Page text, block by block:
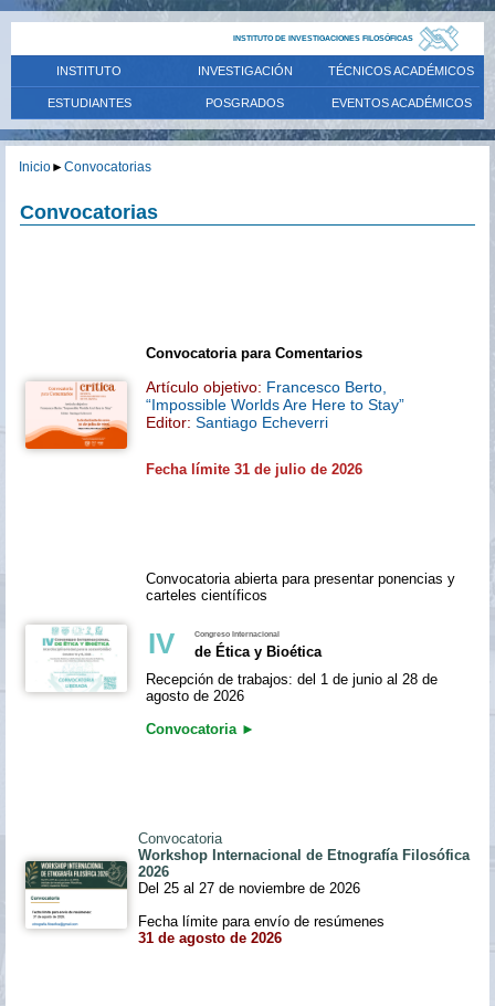
INSTITUTO DE INVESTIGACIONES FILOSÓFICAS
INSTITUTO INVESTIGACIÓN TÉCNICOS ACADÉMICOS
ESTUDIANTES POSGRADOS EVENTOS ACADÉMICOS
Inicio►Convocatorias
Convocatorias
Convocatoria para Comentarios
Artículo objetivo: Francesco Berto,
“Impossible Worlds Are Here to Stay”
Editor: Santiago Echeverri
Fecha límite 31 de julio de 2026
Convocatoria abierta para presentar ponencias y
carteles científicos
IV Congreso Internacional
de Ética y Bioética
Recepción de trabajos: del 1 de junio al 28 de
agosto de 2026
Convocatoria ►
Convocatoria
Workshop Internacional de Etnografía Filosófica
2026
Del 25 al 27 de noviembre de 2026
Fecha límite para envío de resúmenes
31 de agosto de 2026